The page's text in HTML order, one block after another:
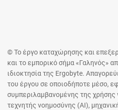
© Το έργο καταχώρησης και
και το εμπορικό σήμα «Γαληνός»
ιδιοκτησία της Ergobyte.
του έργου σε οποιοδήποτε μέσο,
συμπεριλαμβανομένης της χρήσης
τεχνητής νοημοσύνης (AI),